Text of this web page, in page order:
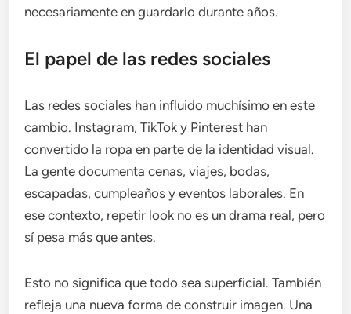
necesariamente en guardarlo durante años.
El papel de las redes sociales
Las redes sociales han influido muchísimo en este
cambio. Instagram, TikTok y Pinterest han
convertido la ropa en parte de la identidad visual.
La gente documenta cenas, viajes, bodas,
escapadas, cumpleaños y eventos laborales. En
ese contexto, repetir look no es un drama real, pero
sí pesa más que antes.
Esto no significa que todo sea superficial. También
refleja una nueva forma de construir imagen. Una